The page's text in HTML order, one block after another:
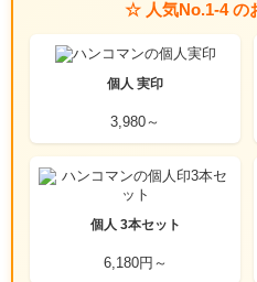
☆ 人気No.1-4 の
個人 実印
3,980～
個人 3本セット
6,180円～